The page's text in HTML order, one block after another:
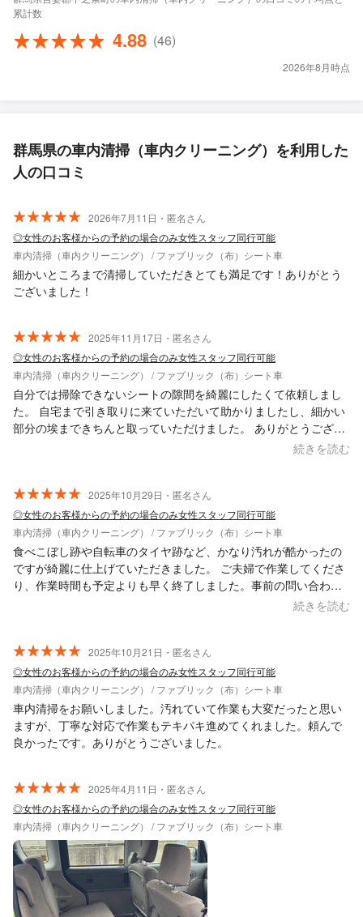
累計数
4.88 (46)
2026年8月時点
群馬県の車内清掃（車内クリーニング）を利用した
人の口コミ
2026年7月11日・匿名さん
◎女性のお客様からの予約の場合のみ女性スタッフ同行可能
車内清掃（車内クリーニング） / ファブリック（布）シート車
細かいところまで清掃していただきとても満足です！ありがとう
ございました！
2025年11月17日・匿名さん
◎女性のお客様からの予約の場合のみ女性スタッフ同行可能
車内清掃（車内クリーニング） / ファブリック（布）シート車
自分では掃除できないシートの隙間を綺麗にしたくて依頼しまし
た。 自宅まで引き取りに来ていただいて助かりましたし、細かい
部分の埃まできちんと取っていただけました。 ありがとうござい
続きを読む
2025年10月29日・匿名さん
◎女性のお客様からの予約の場合のみ女性スタッフ同行可能
車内清掃（車内クリーニング） / ファブリック（布）シート車
食べこぼし跡や自転車のタイヤ跡など、かなり汚れが酷かったの
ですが綺麗に仕上げていただきました。 ご夫婦で作業してくださ
り、作業時間も予定よりも早く終了しました。事前の問い合わせ
にも丁寧に答えていただき、安心してお任せできました。続きを読む
2025年10月21日・匿名さん
◎女性のお客様からの予約の場合のみ女性スタッフ同行可能
車内清掃（車内クリーニング） / ファブリック（布）シート車
車内清掃をお願いしました。汚れていて作業も大変だったと思い
ますが、丁寧な対応で作業もテキパキ進めてくれました。頼んで
良かったです。ありがとうございました。
2025年4月11日・匿名さん
◎女性のお客様からの予約の場合のみ女性スタッフ同行可能
車内清掃（車内クリーニング） / ファブリック（布）シート車